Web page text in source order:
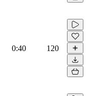
0:40 120